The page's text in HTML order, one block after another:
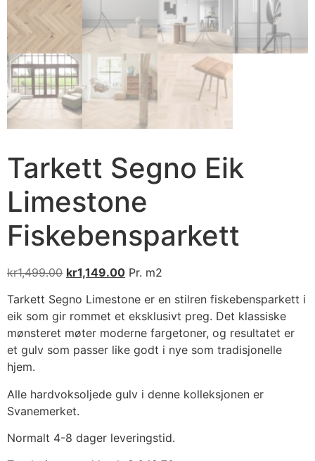
Tarkett Segno Eik
Limestone
Fiskebensparkett
kr1,499.00 kr1,149.00 Pr. m2
Tarkett Segno Limestone er en stilren fiskebensparkett i
eik som gir rommet et eksklusivt preg. Det klassiske
mønsteret møter moderne fargetoner, og resultatet er
et gulv som passer like godt i nye som tradisjonelle
hjem.
Alle hardvoksoljede gulv i denne kolleksjonen er
Svanemerket.
Normalt 4-8 dager leveringstid.